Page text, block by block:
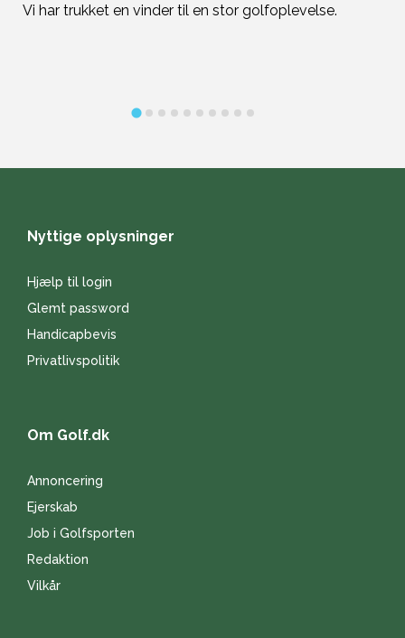
Vi har trukket en vinder til en stor golfoplevelse.
Nyttige oplysninger
Hjælp til login
Glemt password
Handicapbevis
Privatlivspolitik
Om Golf.dk
Annoncering
Ejerskab
Job i Golfsporten
Redaktion
Vilkår